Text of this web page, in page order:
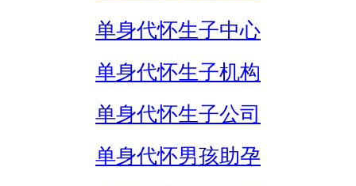
单身代怀生子中心
单身代怀生子机构
单身代怀生子公司
单身代怀男孩助孕